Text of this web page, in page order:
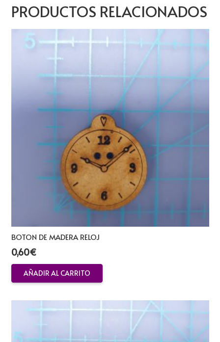
PRODUCTOS RELACIONADOS
BOTON DE MADERA RELOJ
0,60€
AÑADIR AL CARRITO